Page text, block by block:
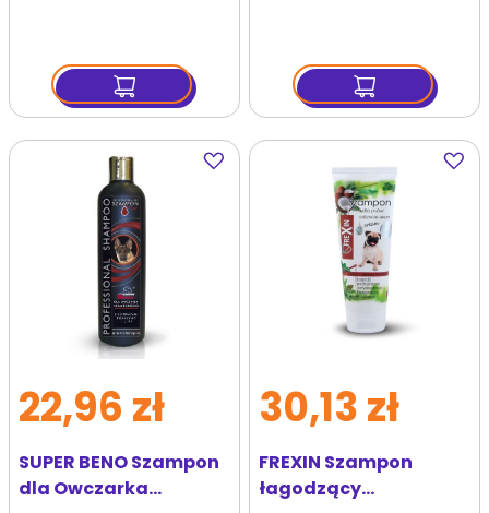
Dodaj
do
SUPER BENO Szampon
dla Owczarka
22,96 zł
Dodaj
do
FREXIN Szampon
łagodzący
30,13 zł